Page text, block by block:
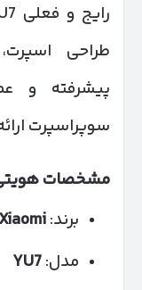
طراحی
پیشرفته و
سوپراسپرت
مشخصات
برند:Xiaomi
مدل: YU7